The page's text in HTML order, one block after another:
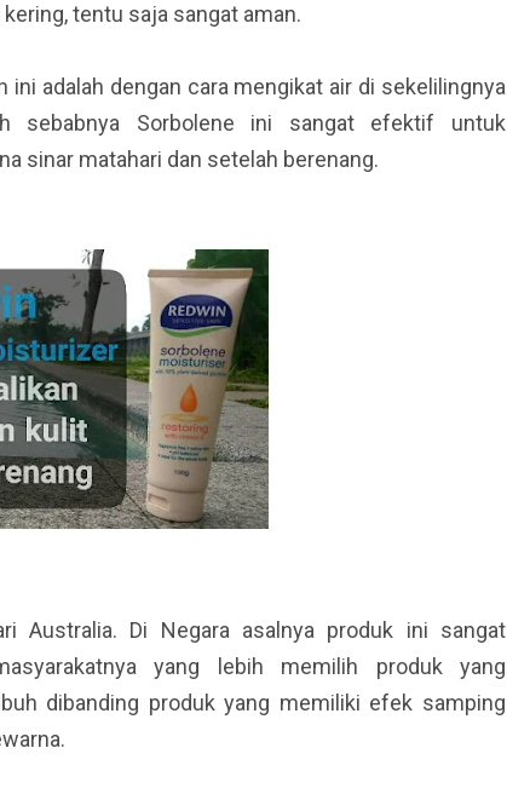
tentu saja sangat aman.
adalah dengan cara mengikat air di sekelilingnya
sebabnya Sorbolene ini sangat efektif untuk
sinar matahari dan setelah berenang.
Australia. Di Negara asalnya produk ini sangat
yang lebih memilih produk yang
dibanding produk yang memiliki efek samping